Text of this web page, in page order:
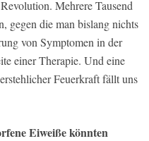
Mehrere Tausend
gegen die man bislang nichts
von Symptomen in der
einer Therapie. Und eine
Feuerkraft fällt uns
Eiweiße könnten